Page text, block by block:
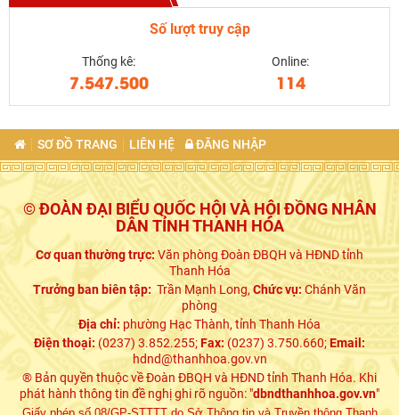
Số lượt truy cập
Thống kê:
7.547.500
Online:
114
SƠ ĐỒ TRANG LIÊN HỆ ĐĂNG NHẬP
© ĐOÀN ĐẠI BIỂU QUỐC HỘI VÀ HỘI ĐỒNG NHÂN
DÂN TỈNH THANH HÓA
Cơ quan thường trực:Văn phòng Đoàn ĐBQH và HĐND tỉnh
Thanh Hóa
Trưởng ban biên tập: Trần Mạnh Long,Chức vụ:Chánh Văn
phòng
Địa chỉ: phường Hạc Thành, tỉnh Thanh Hóa
Điện thoại: (0237) 3.852.255;Fax:(0237) 3.750.660;Email:
hdnd@thanhhoa.gov.vn
® Bản quyền thuộc về Đoàn ĐBQH và HĐND tỉnh Thanh Hóa. Khi
phát hành thông tin đề nghị ghi rõ nguồn: "dbndthanhhoa.gov.vn"